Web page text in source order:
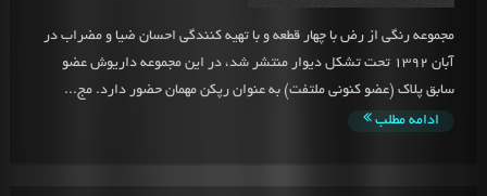
مجموعه رنگی از رض با چهار قطعه و با تهیه کنندگی احسان ضیا و مضراب در
آبان 1392 تحت تشکل دیوار منتشر شد، در این مجموعه داریوش عضو
سابق پلاک (عضو کنونی ملتفت) به عنوان رپکن مهمان حضور دارد. مج...
ادامه مطلب